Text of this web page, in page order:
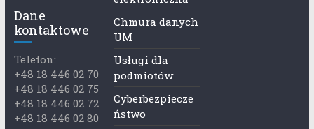
Dane
kontaktowe
Telefon:
+48 18 446 02 70
+48 18 446 02 75
+48 18 446 02 72
+48 18 446 02 80
Chmura danych
UM
Usługi dla
podmiotów
Cyberbezpiecze
ństwo